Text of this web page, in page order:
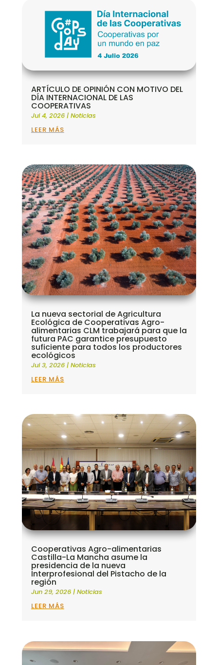
ARTÍCULO DE OPINIÓN CON MOTIVO DEL
DÍA INTERNACIONAL DE LAS
COOPERATIVAS
Jul 4, 2026| Noticias
LEER MÁS
La nueva sectorial de Agricultura
Ecológica de Cooperativas Agro-
alimentarias CLM trabajará para que la
futura PAC garantice presupuesto
suficiente para todos los productores
ecológicos
Jul 3, 2026| Noticias
LEER MÁS
Cooperativas Agro-alimentarias
Castilla-La Mancha asume la
presidencia de la nueva
Interprofesional del Pistacho de la
región
Jun 29, 2026| Noticias
LEER MÁS